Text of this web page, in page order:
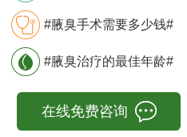
#腋臭手术需要多少钱#
#腋臭治疗的最佳年龄#
在线免费咨询